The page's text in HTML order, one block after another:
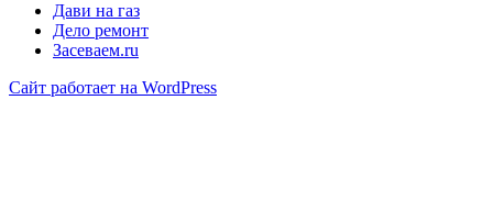
Дави на газ
Дело ремонт
Засеваем.ru
Сайт работает на WordPress